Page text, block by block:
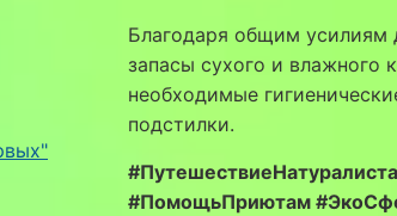
Благодаря общим усилиям
запасы сухого и влажного
необходимые
подстилки.
#ПомощьПриютам